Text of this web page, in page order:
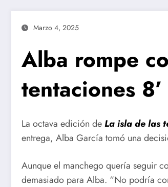
Marzo 4, 2025
Alba rompe
tentaciones 8’
La octava edición deLa isla de las
entrega, Alba García tomó una
Aunque el manchego quería seguir
demasiado para Alba. “No podría